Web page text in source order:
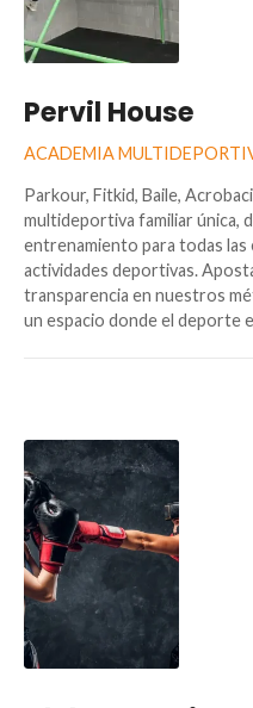
Pervil House
ACADEMIA
Parkour, Fitkid, Baile,
multideportiva familiar única,
entrenamiento para todas las
actividades deportivas.
transparencia en nuestros
un espacio donde el deporte